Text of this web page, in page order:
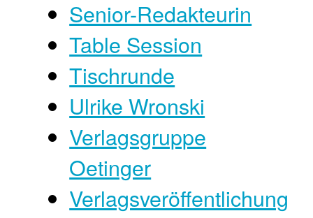
Senior-Redakteurin
Table Session
Tischrunde
Ulrike Wronski
Verlagsgruppe
Oetinger
Verlagsveröffentlichung